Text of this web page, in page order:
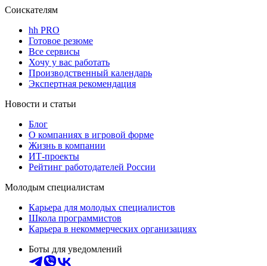
Соискателям
hh PRO
Готовое резюме
Все сервисы
Хочу у вас работать
Производственный календарь
Экспертная рекомендация
Новости и статьи
Блог
О компаниях в игровой форме
Жизнь в компании
ИТ-проекты
Рейтинг работодателей России
Молодым специалистам
Карьера для молодых специалистов
Школа программистов
Карьера в некоммерческих организациях
Боты для уведомлений